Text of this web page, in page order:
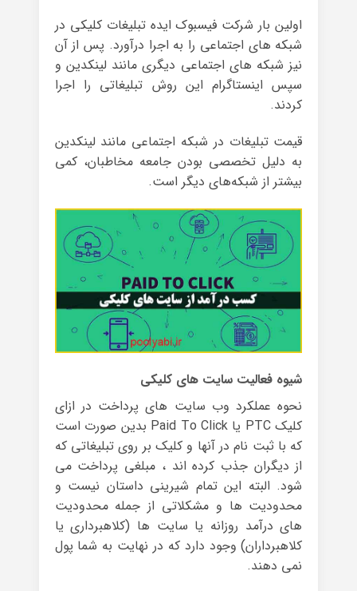
اولین بار شرکت فیسبوک ایده تبلیغات کلیکی در
شبکه های اجتماعی را به اجرا درآورد. پس از آن
نیز شبکه های اجتماعی دیگری مانند لینکدین و
سپس اینستاگرام این روش تبلیغاتی را اجرا
کردند.
قیمت تبلیغات در شبکه اجتماعی مانند لینکدین
به دلیل تخصصی بودن جامعه مخاطبان، کمی
بیشتر از شبکه‌های دیگر است.
شیوه فعالیت سایت های کلیکی
نحوه عملکرد وب سایت های پرداخت در ازای
کلیک PTC یا Paid To Click بدین صورت است
که با ثبت نام در آنها و کلیک بر روی تبلیغاتی که
از دیگران جذب کرده اند ، مبلغی پرداخت می
شود. البته این تمام شیرینی داستان نیست و
محدودیت ها و مشکلاتی از جمله محدودیت
های درآمد روزانه یا سایت ها (کلاهبرداری یا
کلاهبرداران) وجود دارد که در نهایت به شما پول
نمی دهند.